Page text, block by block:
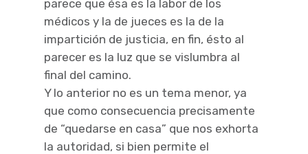
parece que ésa es la labor de los
médicos y la de jueces es la de la
impartición de justicia, en fin, ésto al
parecer es la luz que se vislumbra al
final del camino.
Y lo anterior no es un tema menor, ya
que como consecuencia precisamente
de “quedarse en casa” que nos exhorta
la autoridad, si bien permite el